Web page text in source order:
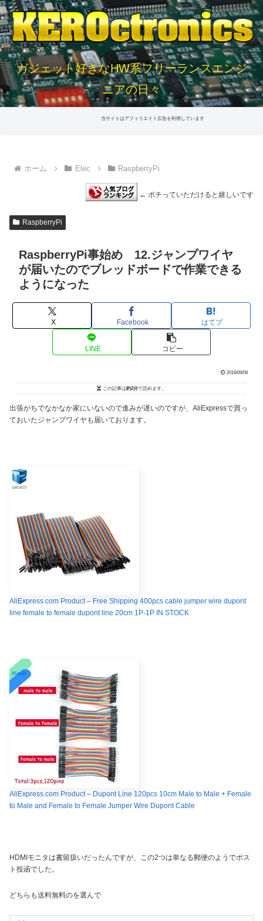
ガジェット好きなHW系フリーランスエンジ
ニアの日々
当サイトはアフィリエイト広告を利用しています
ホーム Elec RaspberryPi
← ポチっていただけると嬉しいです
RaspberryPi
RaspberryPi事始め 12.ジャンプワイヤ
が届いたのでブレッドボードで作業できる
ようになった
X Facebook はてブ
LINE コピー
2018/09/08
この記事は約2分で読めます。
出張がちでなかなか家にいないので進みが遅いのですが、AliExpressで買っ
ておいたジャンプワイヤも届いております。
AliExpress.com Product – Free Shipping 400pcs cable jumper wire dupont
line female to female dupont line 20cm 1P-1P IN STOCK
AliExpress.com Product – Dupont Line 120pcs 10cm Male to Male + Female
to Male and Female to Female Jumper Wire Dupont Cable
HDMIモニタは書留扱いだったんですが、この2つは単なる郵便のようでポス
ト投函でした。
どちらも送料無料のを選んで